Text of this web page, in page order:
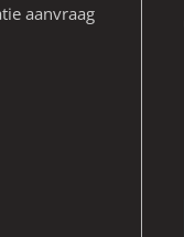
aanvraag